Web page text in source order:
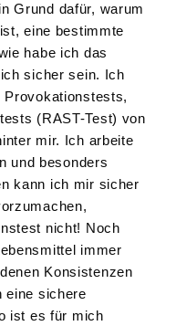
Grund dafür, warum
eine bestimmte
habe ich das
sicher sein. Ich
(RAST-Test) von
mir. Ich arbeite
und besonders
kann ich mir sicher
nicht! Noch
immer
Konsistenzen
eine sichere
ist es für mich